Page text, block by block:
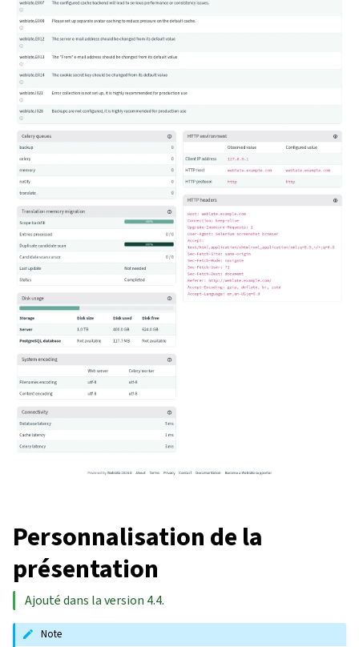
Personnalisation de la
présentation
Ajouté dans la version 4.4.
Note